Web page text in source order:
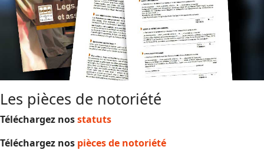
Les pièces de notoriété
Téléchargez nosstatuts
Téléchargez nos pièces de notoriété